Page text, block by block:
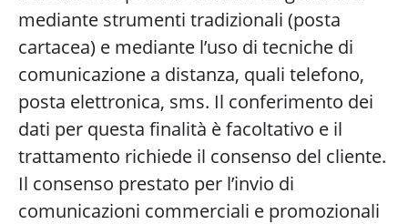
mediante strumenti tradizionali (posta
cartacea) e mediante l’uso di tecniche di
comunicazione a distanza, quali telefono,
posta elettronica, sms. Il conferimento dei
dati per questa finalità è facoltativo e il
trattamento richiede il consenso del cliente.
Il consenso prestato per l’invio di
comunicazioni commerciali e promozionali